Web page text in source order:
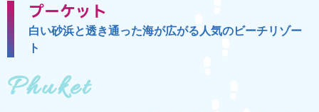
Phuket
プーケット
白い砂浜と透き通った海が広がる人気のビーチリゾー
ト